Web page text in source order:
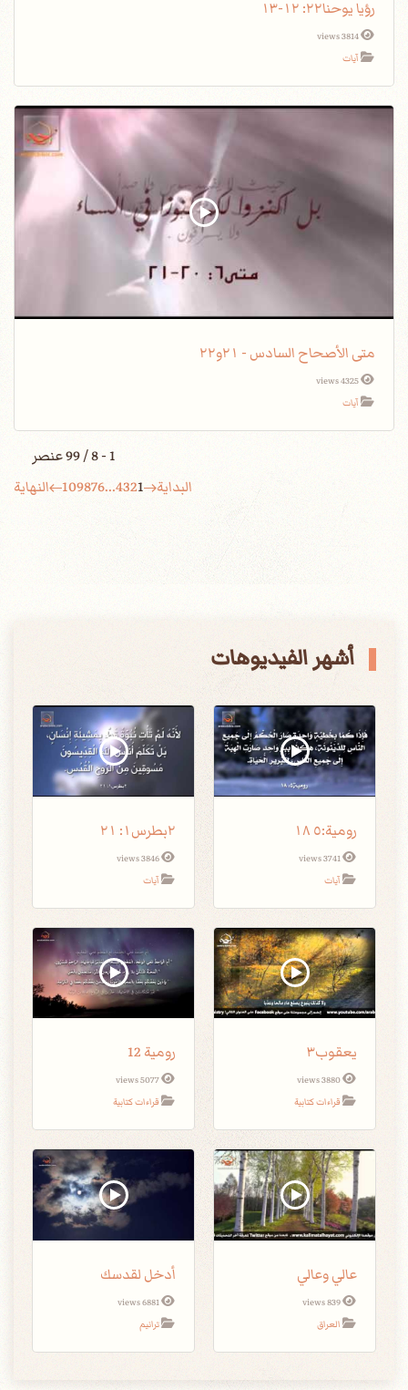
رؤيا يوحنا٢٢: ١٢-١٣
3814 views
آيات
متى الأصحاح السادس - ٢١و٢٢
4325 views
آيات
1 - 8 / 99 عنصر
البداية
1
2
3
4
...
6
7
8
9
10 النهاية
أشهر الفيديوهات
3741 views
آيات
٢بطرس١: ٢١
3846 views
آيات
يعقوب٣
3880 views
قراءات كتابية
رومية 12
5077 views
قراءات كتابية
عالي وعالي
839 views
العراق
أدخل لقدسك
6881 views
ترانيم